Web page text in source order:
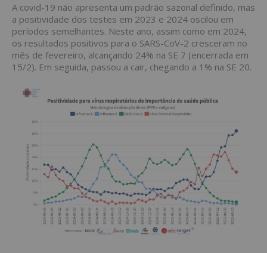
A covid-19 não apresenta um padrão sazonal definido, mas
a positividade dos testes em 2023 e 2024 oscilou em
períodos semelhantes. Neste ano, assim como em 2024,
os resultados positivos para o SARS-CoV-2 cresceram no
mês de fevereiro, alcançando 24% na SE 7 (encerrada em
15/2). Em seguida, passou a cair, chegando a 1% na SE 20.